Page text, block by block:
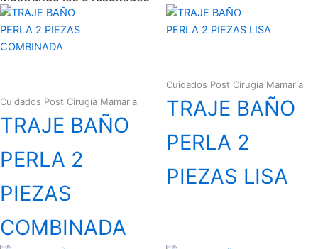
Cuidados Post Cirugía Mamaria
TRAJE BAÑO
PERLA 2
PIEZAS
COMBINADA
Cuidados Post Cirugía Mamaria
TRAJE BAÑO
PERLA 2
PIEZAS LISA